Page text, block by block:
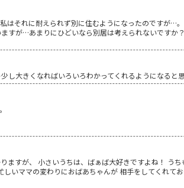
それに耐えられず別に住むようになったのですが…
すが…あまりにひどいなら別居は考えられないですか
大きくなればいろいろわかってくれるようになると思
ますが、 小さいうちは、ばぁば大好きですよね！ う
いママの変わりにおばあちゃんが 相手をしてくれて